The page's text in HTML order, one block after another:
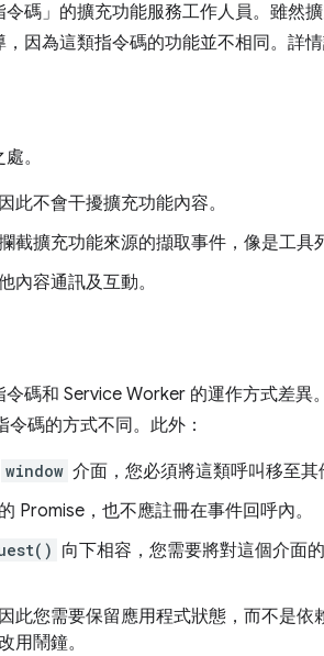
碼」的擴充功能服務工作人員。雖然
因為這類指令碼的功能並不相同。詳情
。
此不會干擾擴充功能內容。
截擴充功能來源的擷取事件，像是工具
內容通訊及互動。
碼和 Service Worker 的運作方式差異
碼的方式不同。此外：
window 介面，您必須將這類呼叫移至其
Promise，也不應註冊在事件回呼內。
向下相容，您需要將對這個介面
此您需要保留應用程式狀態，而不是依
用鬧鐘。